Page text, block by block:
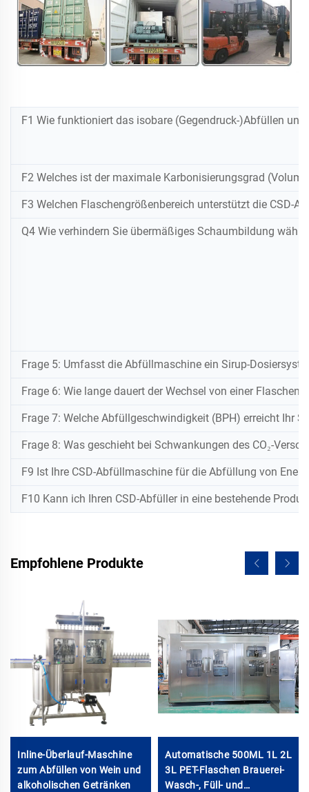
F1 Wie funktioniert das isobare (Gegendruck-)Abfüllen
F2 Welches ist der maximale Karbonisierungsgrad
F3 Welchen Flaschengrößenbereich unterstützt die CSD-
Q4 Wie verhindern Sie übermäßiges Schaumbildung
Frage 5: Umfasst die Abfüllmaschine ein Sirup-
Frage 6: Wie lange dauert der Wechsel von einer
Frage 7: Welche Abfüllgeschwindigkeit (BPH) erreicht Ihr
Frage 8: Was geschieht bei Schwankungen des CO₂-
F9 Ist Ihre CSD-Abfüllmaschine für die Abfüllung von
F10 Kann ich Ihren CSD-Abfüller in eine bestehende
Empfohlene Produkte
Inline-Überlauf-Maschine
zum Abfüllen von Wein und
alkoholischen Getränken
Automatische 500ML 1L 2L
3L PET-Flaschen Brauerei-
Wasch-, Füll- und